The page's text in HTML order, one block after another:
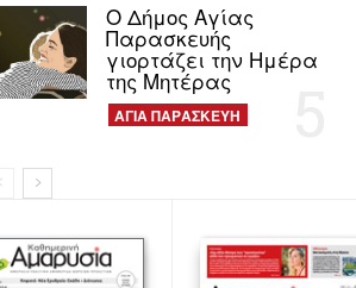
Ο Δήμος Αγίας
Παρασκευής
γιορτάζει την Ημέρα
της Μητέρας
ΑΓΙΑ ΠΑΡΑΣΚΕΥΗ